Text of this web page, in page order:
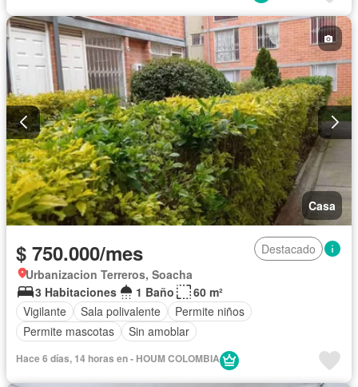
Casa
$ 750.000/mes
Destacado
Urbanizacion Terreros, Soacha
3 Habitaciones
1 Baño
60 m²
Vigilante
Sala polivalente
Permite niños
Permite mascotas
Sin amoblar
Hace 6 días, 14 horas en - HOUM COLOMBIA